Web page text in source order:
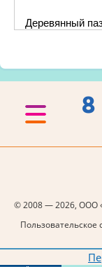
Деревянный
8
© 2008 — 2026, ООО